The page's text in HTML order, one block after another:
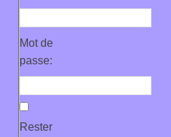
Mot de
passe:
Rester